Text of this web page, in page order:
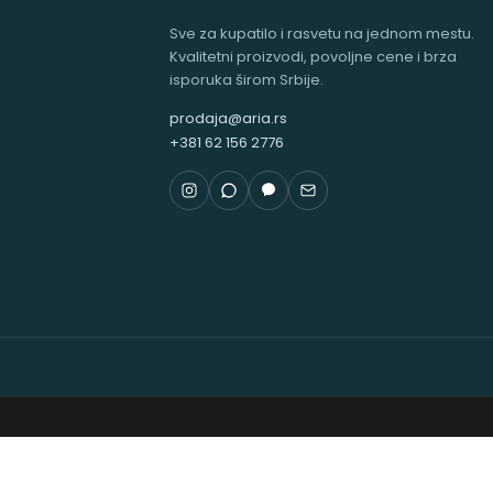
Sve za kupatilo i rasvetu na jednom mestu.
Kvalitetni proizvodi, povoljne cene i brza
isporuka širom Srbije.
prodaja@aria.rs
+381 62 156 2776